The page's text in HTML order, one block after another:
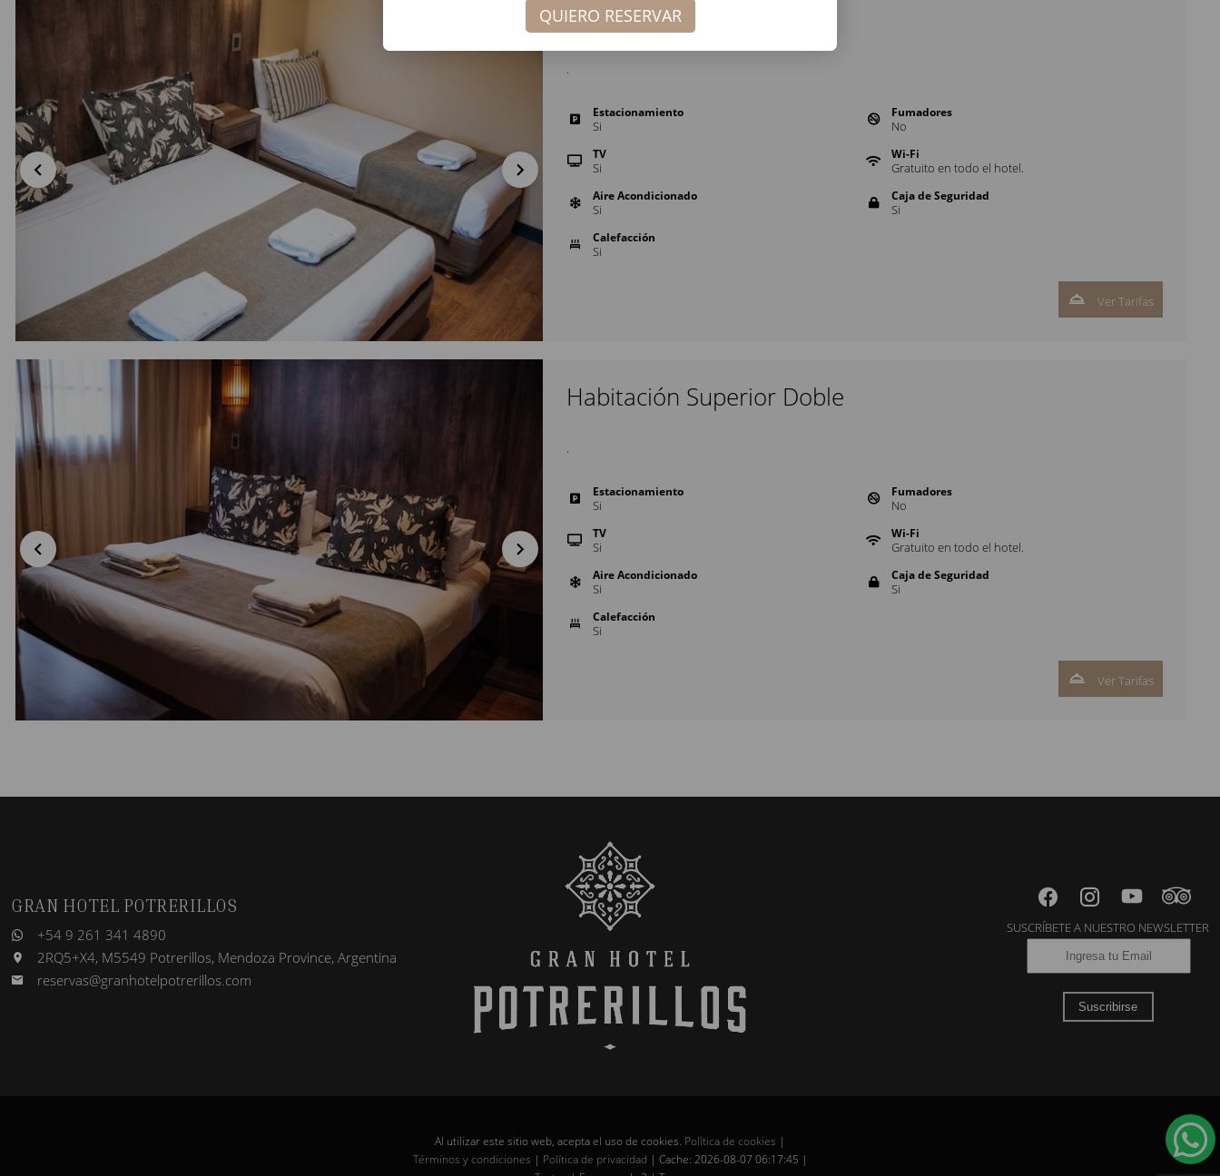
Habitación Clásica Triple
.
Estacionamiento
Si
Fumadores
No
TV
Si
Wi-Fi
Gratuito en todo el hotel.
Aire Acondicionado
Si
Caja de Seguridad
Si
Calefacción
Si
Ver Tarifas
Habitación Superior Doble
.
Estacionamiento
Si
Fumadores
No
TV
Si
Wi-Fi
Gratuito en todo el hotel.
Aire Acondicionado
Si
Caja de Seguridad
Si
Calefacción
Si
Ver Tarifas
GRAN HOTEL POTRERILLOS
+54 9 261 341 4890
2RQ5+X4, M5549 Potrerillos, Mendoza Province, Argentina
reservas@granhotelpotrerillos.com
SUSCRÍBETE A NUESTRO NEWSLETTER
Suscribirse
Al utilizar este sitio web, acepta el uso de cookies. Política de cookies |
Términos y condiciones | Política de privacidad | Cache: 2026-08-07 06:17:45 |
QUIERO RESERVAR